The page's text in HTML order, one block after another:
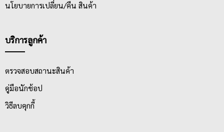
นโยบายการเปลี่ยน/คืน สินค้า
บริการลูกค้า
ตรวจสอบสถานะสินค้า
คู่มือนักช้อป
วิธีลบคุกกี้